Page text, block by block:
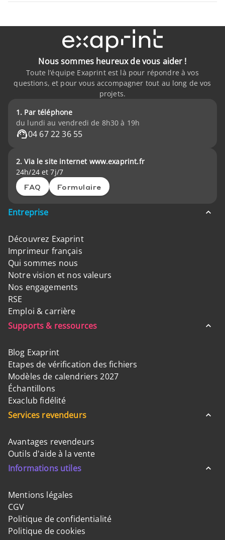
Nous sommes heureux de vous aider !
Toute l’équipe Exaprint est là pour répondre à vos
questions, et pour vous accompagner tout au long de vos
projets.
1. Par téléphone
du lundi au vendredi de 8h30 à 19h
04 67 22 36 55
2. Via le site internet www.exaprint.fr
24h/24 et 7j/7
FAQ Formulaire
Entreprise
Découvrez Exaprint
Imprimeur français
Qui sommes nous
Notre vision et nos valeurs
Nos engagements
RSE
Emploi & carrière
Supports & ressources
Blog Exaprint
Etapes de vérification des fichiers
Modèles de calendriers 2027
Échantillons
Exaclub fidélité
Services revendeurs
Avantages revendeurs
Outils d'aide à la vente
Informations utiles
Mentions légales
CGV
Politique de confidentialité
Politique de cookies